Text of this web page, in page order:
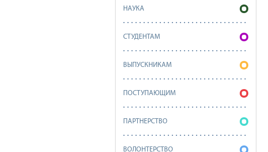
НАУКА
СТУДЕНТАМ
ВЫПУСКНИКАМ
ПОСТУПАЮЩИМ
ПАРТНЕРСТВО
ВОЛОНТЕРСТВО